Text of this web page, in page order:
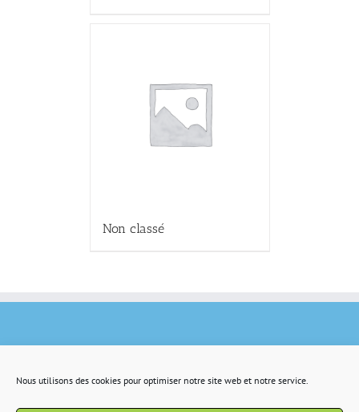
Nous utilisons des cookies pour optimiser notre site web et notre service.
Non classé